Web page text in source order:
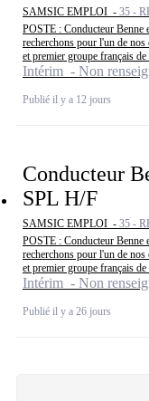
SAMSIC EMPLOI - 35 -
POSTE : Conducteur
recherchons pour l'un de
et premier groupe français de
Intérim - Non
Publié il y a 12 jours
Conducteur
SPL H/F
SAMSIC EMPLOI - 35 -
POSTE : Conducteur
recherchons pour l'un de
et premier groupe français de
Intérim - Non
Publié il y a 26 jours